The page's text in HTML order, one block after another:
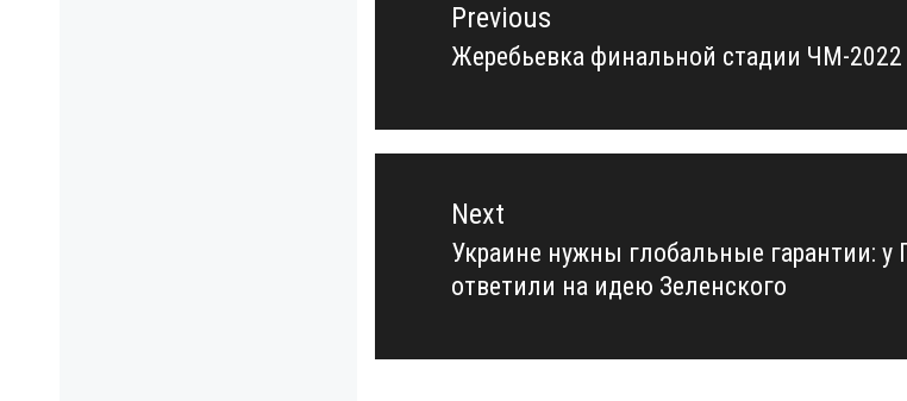
записямPrevious
Previous
Жеребьевка финальной стадии ЧМ-2022
Next
Next
post:
Украине нужны глобальные гарантии: у
ответили на идею Зеленского